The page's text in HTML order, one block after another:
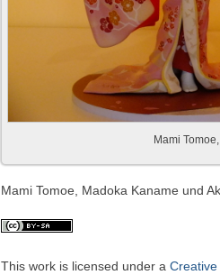
Mami
Mami Tomoe, Madoka Kaname und
This work is licensed under a